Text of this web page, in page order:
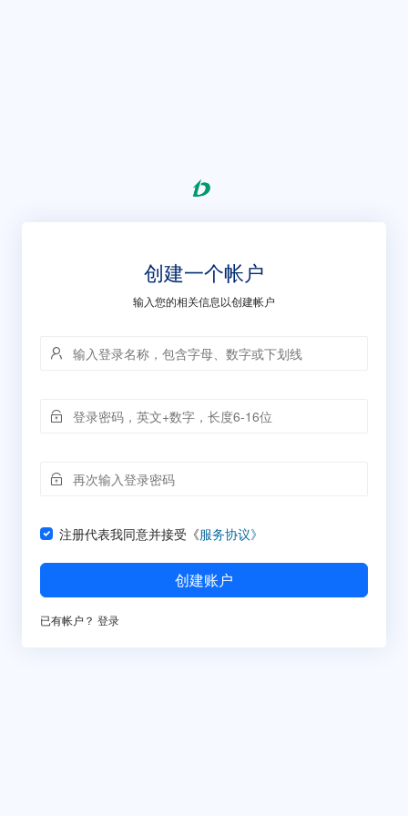
创建一个帐户
输入您的相关信息以创建帐户
注册代表我同意并接受《服务协议》
创建账户
已有帐户？ 登录